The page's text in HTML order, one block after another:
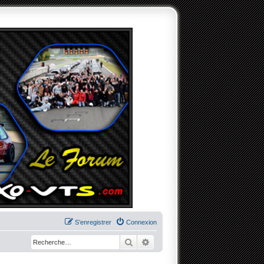
Connexion
S’enregistrer
RechercherRecherche avancée